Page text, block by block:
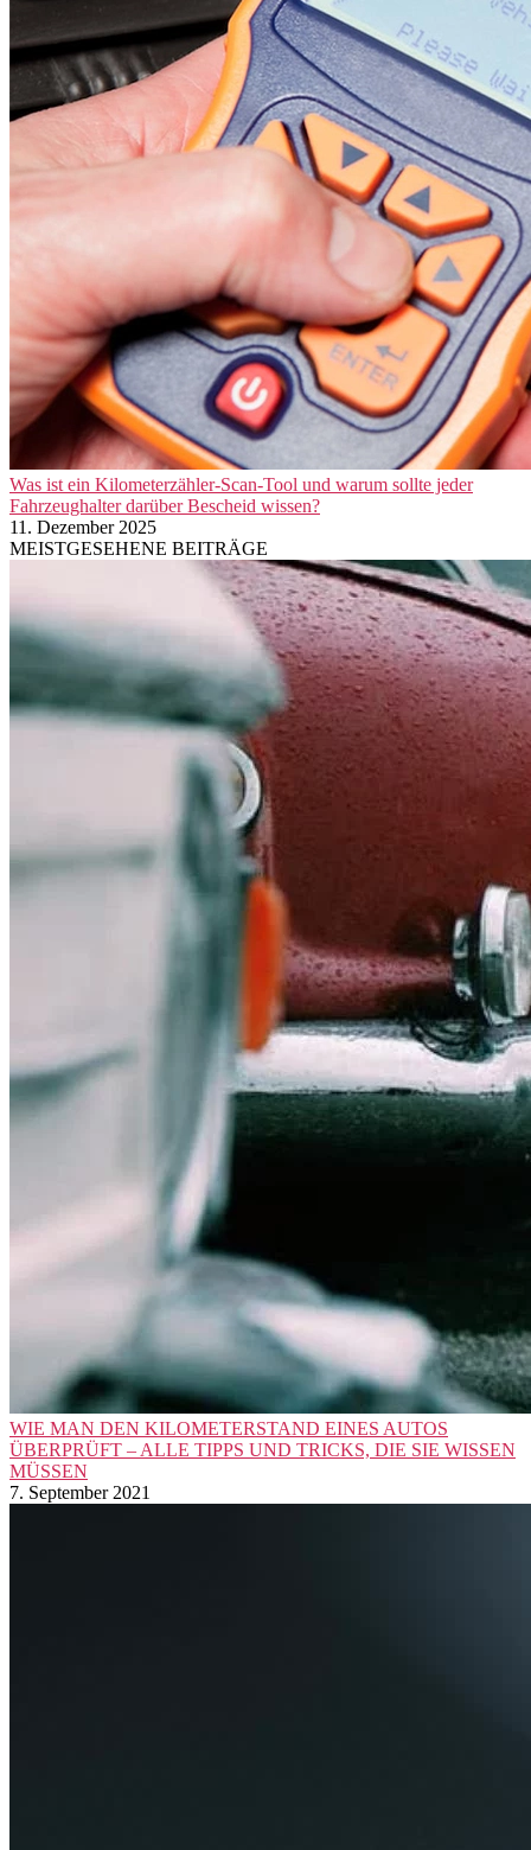
Was ist ein Kilometerzähler-Scan-Tool und warum sollte jeder
Fahrzeughalter darüber Bescheid wissen?
11. Dezember 2025
MEISTGESEHENE BEITRÄGE
WIE MAN DEN KILOMETERSTAND EINES AUTOS
ÜBERPRÜFT – ALLE TIPPS UND TRICKS, DIE SIE WISSEN
MÜSSEN
7. September 2021